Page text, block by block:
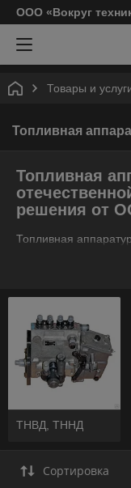
ООО «Вокруг
Товары и
Топливная
Топливная
решения от
Топливная
От ее исправности
техники"
топливных систем
отечественных
клиентов
помогая
ТНВД, ТННД
Сортировка